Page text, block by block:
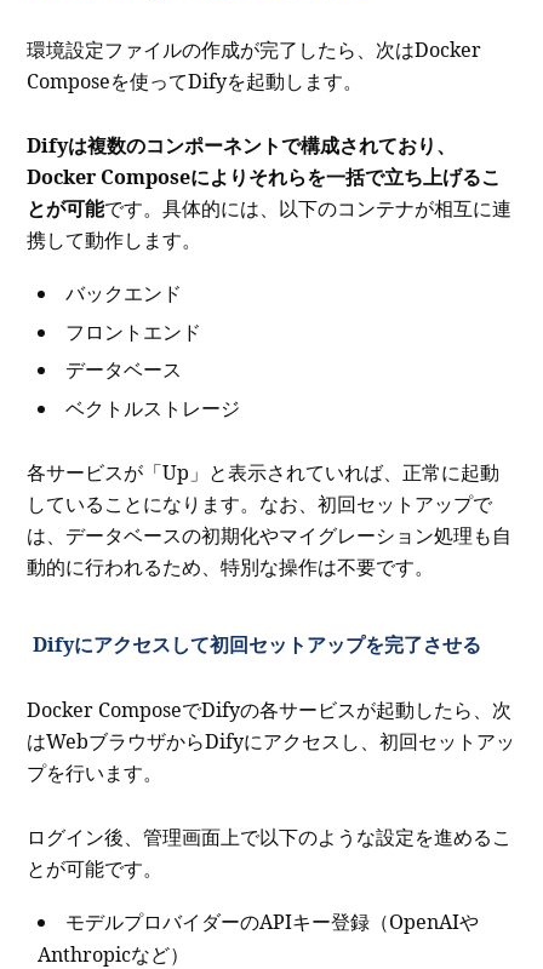
環境設定ファイルの作成が完了したら、次はDocker
Composeを使ってDifyを起動します。
Difyは複数のコンポーネントで構成されており、
Docker Composeによりそれらを一括で立ち上げるこ
とが可能です。具体的には、以下のコンテナが相互に連
携して動作します。
バックエンド
フロントエンド
データベース
ベクトルストレージ
各サービスが「Up」と表示されていれば、正常に起動
していることになります。なお、初回セットアップで
は、データベースの初期化やマイグレーション処理も自
動的に行われるため、特別な操作は不要です。
Difyにアクセスして初回セットアップを完了させる
Docker ComposeでDifyの各サービスが起動したら、次
はWebブラウザからDifyにアクセスし、初回セットアッ
プを行います。
ログイン後、管理画面上で以下のような設定を進めるこ
とが可能です。
モデルプロバイダーのAPIキー登録（OpenAIや
Anthropicなど）